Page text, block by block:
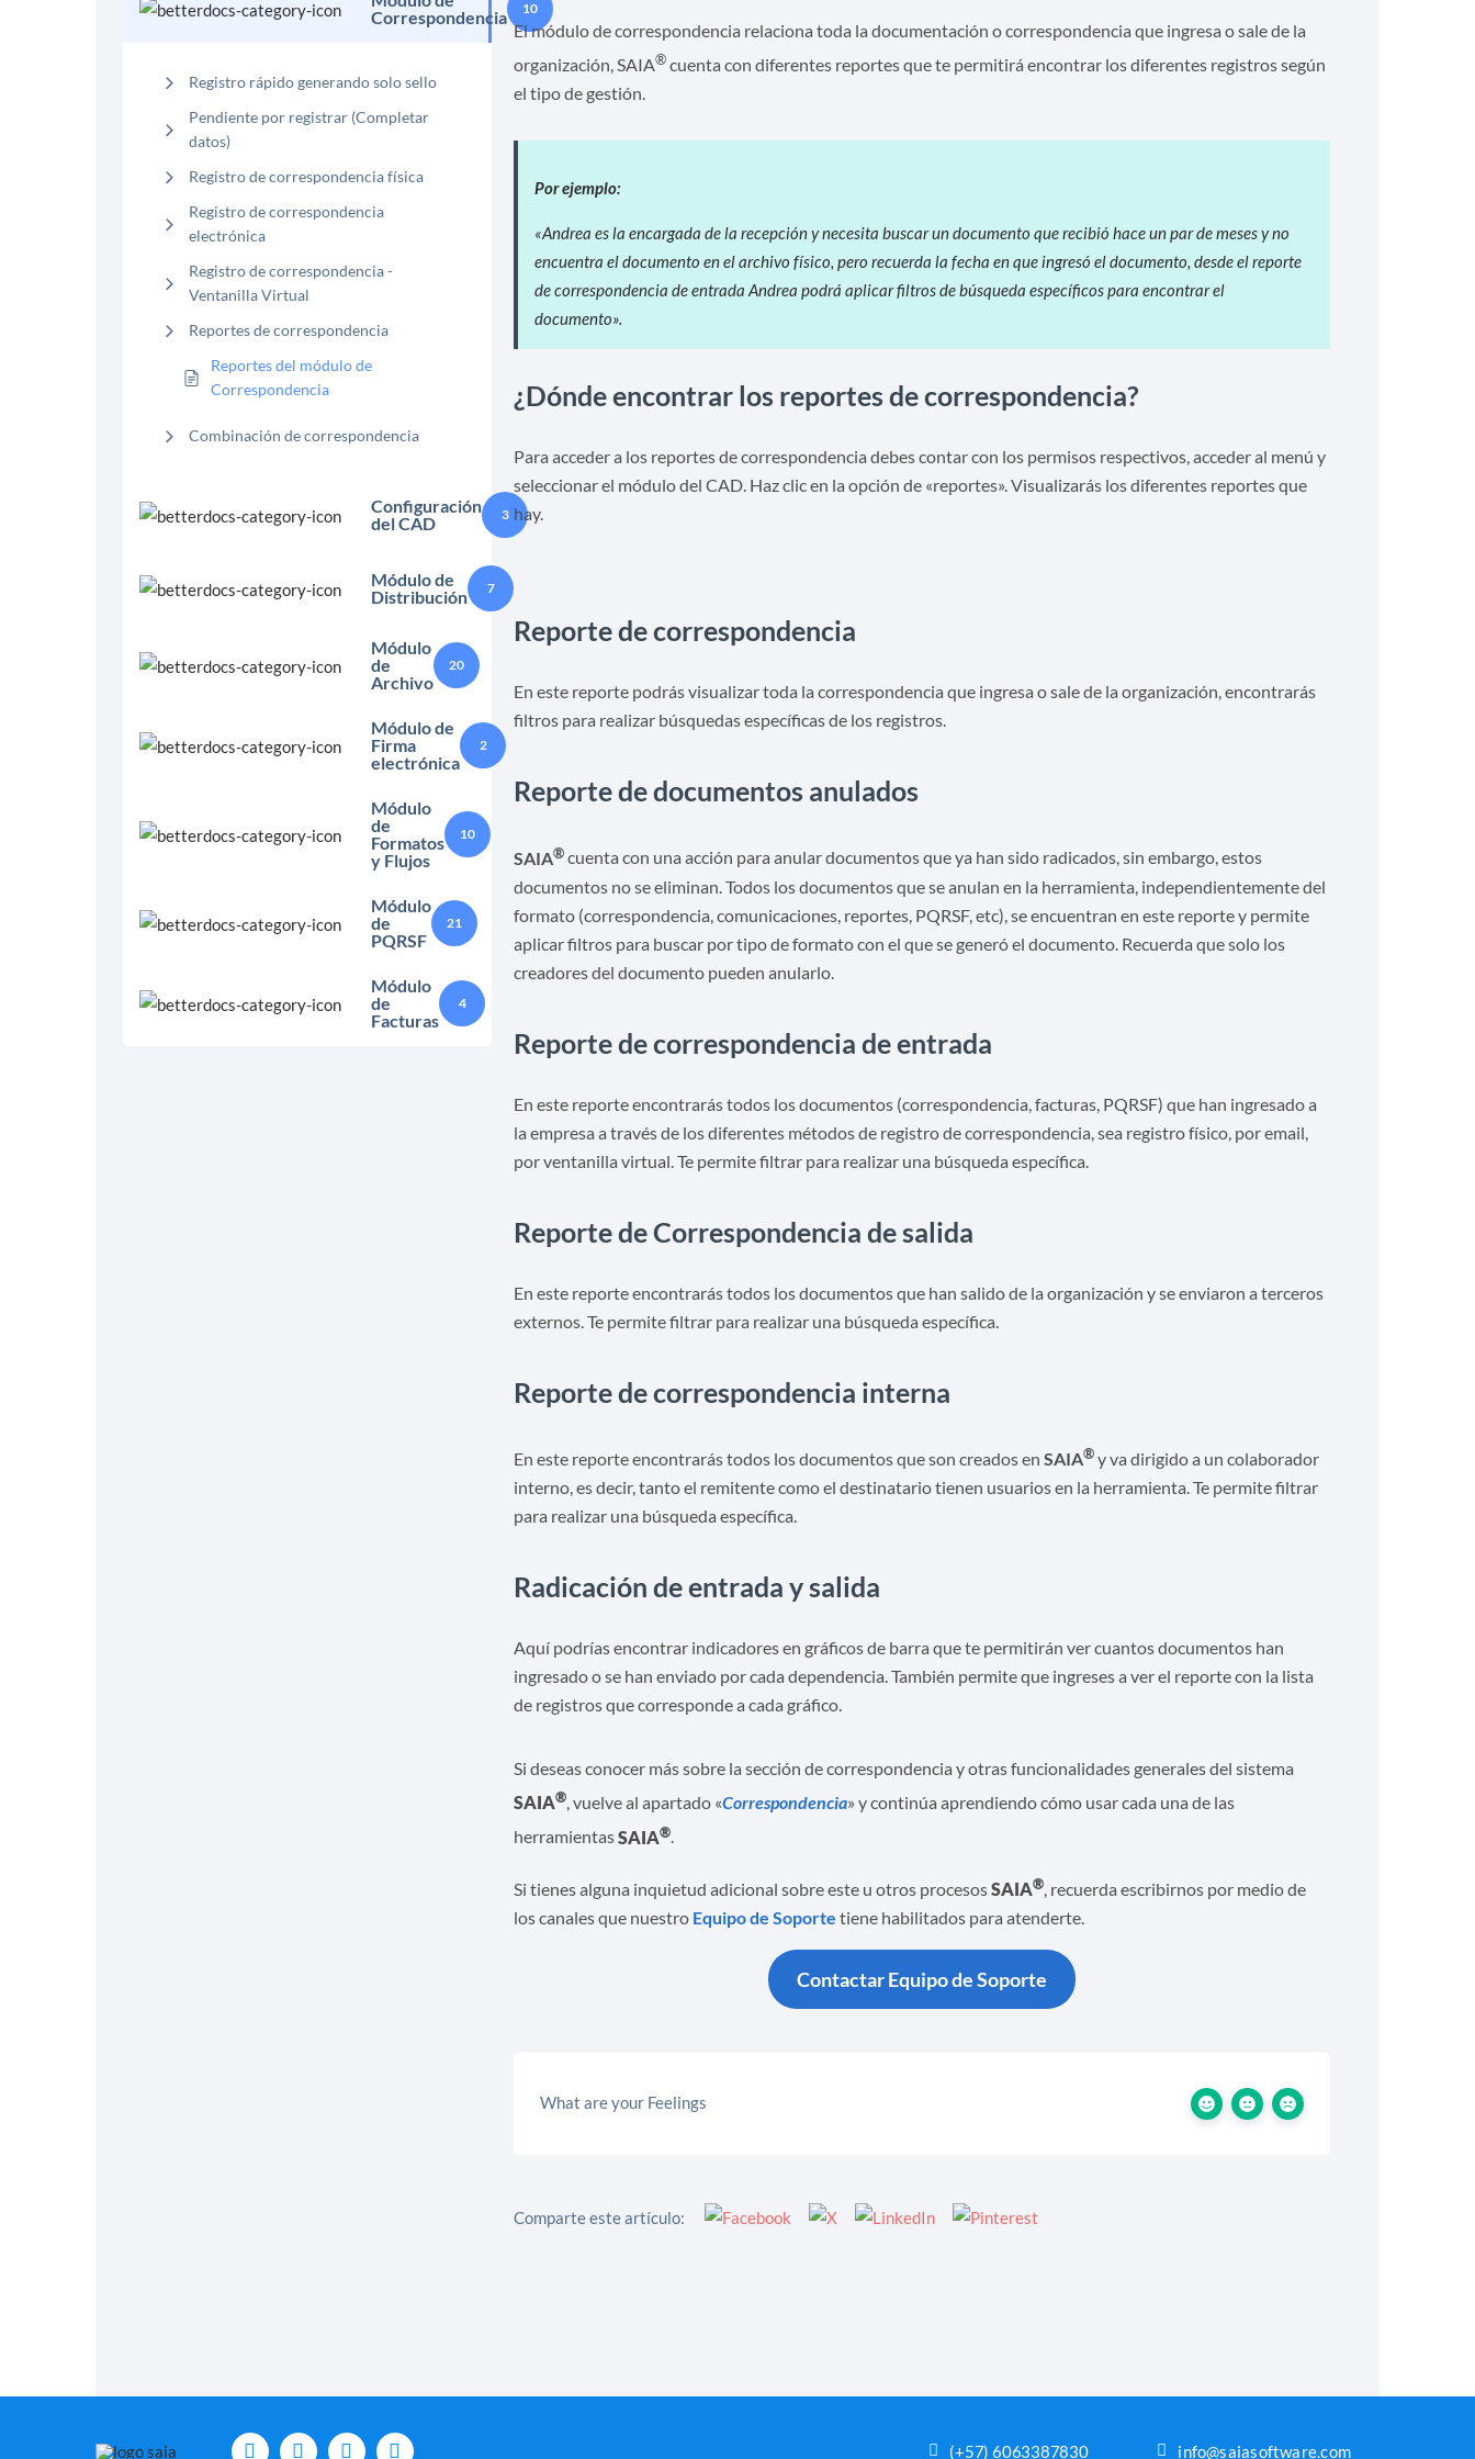
Correspondencia
10
Registro rápido generando solo sello
Pendiente por registrar (Completar
datos)
Registro de correspondencia física
Registro de correspondencia
electrónica
Registro de correspondencia -
Ventanilla Virtual
Reportes de correspondencia
Reportes del módulo de
Correspondencia
Combinación de correspondencia
Configuración
del CAD
3
Módulo de
Distribución
7
Módulo
de
Archivo
20
Módulo de
Firma
electrónica
2
Módulo
de
Formatos
y Flujos
10
Módulo
de
PQRSF
21
Módulo
de
Facturas
4
El módulo de correspondencia relaciona toda la documentación o correspondencia que ingresa o sale de la
organización, SAIA®cuenta con diferentes reportes que te permitirá encontrar los diferentes registros según
el tipo de gestión.
Por ejemplo:
«Andrea es la encargada de la recepción y necesita buscar un documento que recibió hace un par de meses y no
encuentra el documento en el archivo físico, pero recuerda la fecha en que ingresó el documento, desde el reporte
de correspondencia de entrada Andrea podrá aplicar filtros de búsqueda específicos para encontrar el
documento».
¿Dónde encontrar los reportes de correspondencia?
Para acceder a los reportes de correspondencia debes contar con los permisos respectivos, acceder al menú y
seleccionar el módulo del CAD. Haz clic en la opción de «reportes». Visualizarás los diferentes reportes que
hay.
Reporte de correspondencia
En este reporte podrás visualizar toda la correspondencia que ingresa o sale de la organización, encontrarás
filtros para realizar búsquedas específicas de los registros.
Reporte de documentos anulados
SAIA®cuenta con una acción para anular documentos que ya han sido radicados, sin embargo, estos
documentos no se eliminan. Todos los documentos que se anulan en la herramienta, independientemente del
formato (correspondencia, comunicaciones, reportes, PQRSF, etc), se encuentran en este reporte y permite
aplicar filtros para buscar por tipo de formato con el que se generó el documento. Recuerda que solo los
creadores del documento pueden anularlo.
Reporte de correspondencia de entrada
En este reporte encontrarás todos los documentos (correspondencia, facturas, PQRSF) que han ingresado a
la empresa a través de los diferentes métodos de registro de correspondencia, sea registro físico, por email,
por ventanilla virtual. Te permite filtrar para realizar una búsqueda específica.
Reporte de Correspondencia de salida
En este reporte encontrarás todos los documentos que han salido de la organización y se enviaron a terceros
externos. Te permite filtrar para realizar una búsqueda específica.
Reporte de correspondencia interna
En este reporte encontrarás todos los documentos que son creados en SAIA®y va dirigido a un colaborador
interno, es decir, tanto el remitente como el destinatario tienen usuarios en la herramienta. Te permite filtrar
para realizar una búsqueda específica.
Radicación de entrada y salida
Aquí podrías encontrar indicadores en gráficos de barra que te permitirán ver cuantos documentos han
ingresado o se han enviado por cada dependencia. También permite que ingreses a ver el reporte con la lista
de registros que corresponde a cada gráfico.
Si deseas conocer más sobre la sección de correspondencia y otras funcionalidades generales del sistema
SAIA®, vuelve al apartado «Correspondencia» y continúa aprendiendo cómo usar cada una de las
herramientasSAIA®.
Si tienes alguna inquietud adicional sobre este u otros procesosSAIA®, recuerda escribirnos por medio de
los canales que nuestro Equipo de Soporte tiene habilitados para atenderte.
Contactar Equipo de Soporte
What are your Feelings
Comparte este artículo:
(+57) 6063387830 info@saiasoftware.com